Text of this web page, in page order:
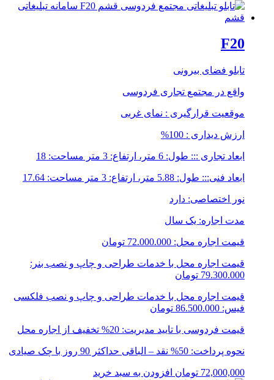
F20
تابلو فضای بیرونی
واقع در مجتمع تجاری فردوسی
موقعیت قرارگیری : نمای غربی
ارزش دیداری : 100%
ابعاد تجاری ::: طول: 6 متر، ارتفاع: 3 متر مساحت: 18
ابعاد فنی::: طول: 5.88 متر، ارتفاع: 3 متر مساحت: 17.64
نور اختصاصی: دارد
مدت اجاره: یک سال
قیمت اجاره محل: 72.000.000 تومان
قیمت اجاره محل با خدمات طراحی و چاپ و نصب بنر:
79.300.000 تومان
قیمت اجاره محل با خدمات طراحی و چاپ و نصب فلکسی
فیس: 86.500.000 تومان
قیمت فردوسی با تایید مدیریت: 20% تخفیف از اجاره محل
نحوه پرداخت: 50% نقد – الباقی حداکثر 90 روز با چک صیادی
72,000,000 تومان افزودن به سبد خرید